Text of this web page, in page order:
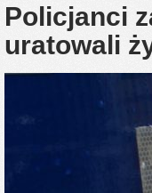
Policjanci
uratowali